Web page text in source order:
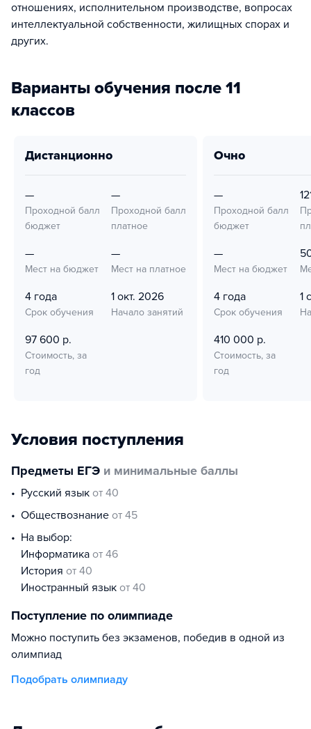
отношениях, исполнительном производстве, вопросах
интеллектуальной собственности, жилищных спорах и
других.
Варианты обучения после 11
классов
дистанционно
—
Проходной балл
бюджет
—
Проходной балл
платное
—
Мест на бюджет
—
Мест на платное
4 года
Срок обучения
1 окт. 2026
Начало занятий
97 600 р.
Стоимость, за
год
очно
—
Проходной балл
бюджет
—
Мест на бюджет
4 года
Срок обучения
1
410 000 р.
Стоимость, за
год
Условия поступления
Предметы ЕГЭ и минимальные баллы
русский язык от 40
обществознание от 45
На выбор:
информатика от 46
история от 40
иностранный язык от 40
Поступление по олимпиаде
Можно поступить без экзаменов, победив в одной из
олимпиад
Подобрать олимпиаду